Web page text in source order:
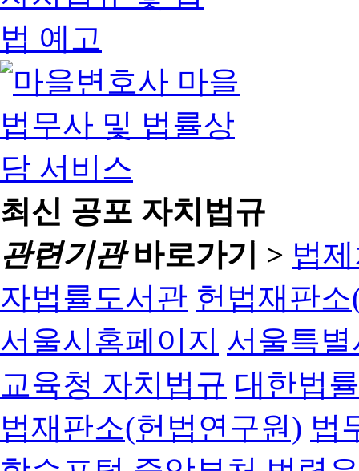
최신 공포 자치법규
관련기관바로가기 > 법
자법률도서관 헌법재판
서울시홈페이지 서울특
교육청 자치법규 대한법
법재판소(헌법연구원) 법